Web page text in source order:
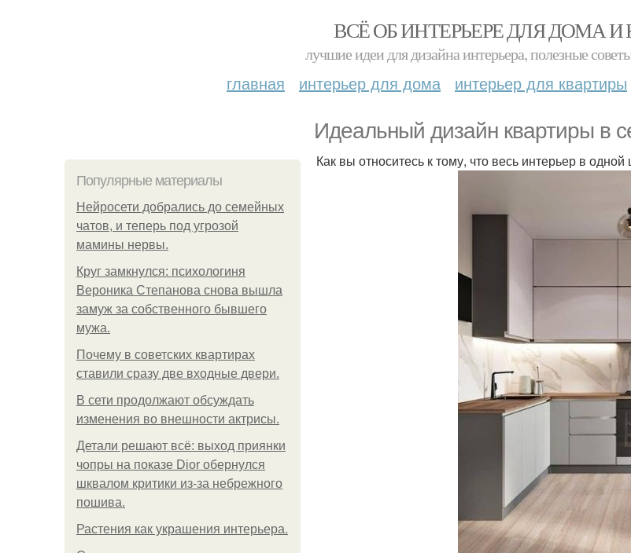
ВСЁ ОБ ИНТЕРЬЕРЕ ДЛЯ ДОМА И
лучшие идеи для дизайна интерьера, полезные
главная интерьер для дома интерьер для квартиры
Идеальный дизайн квартиры в
Популярные материалы
Нейросети добрались до семейных
чатов, и теперь под угрозой
мамины нервы.
Круг замкнулся: психологиня
Вероника Степанова снова вышла
замуж за собственного бывшего
мужа.
Почему в советских квартирах
ставили сразу две входные двери.
В сети продолжают обсуждать
изменения во внешности актрисы.
Детали решают всё: выход приянки
чопры на показе Dior обернулся
шквалом критики из-за небрежного
пошива.
Растения как украшения интерьера.
Как вы относитесь к тому, что весь интерьер в